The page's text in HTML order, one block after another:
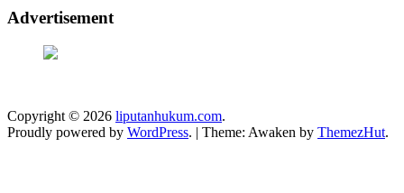
Advertisement
Copyright © 2026 liputanhukum.com.
Proudly powered by WordPress. | Theme: Awaken by ThemezHut.